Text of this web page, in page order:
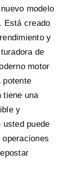
modelo
Está creado
y
de
motor
potente
tiene una
y
puede